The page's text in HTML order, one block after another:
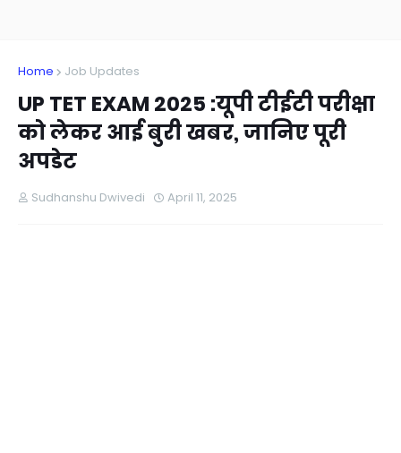
Home Job Updates
UP TET EXAM 2025 :यूपी टीईटी परीक्षा
को लेकर आई बुरी खबर, जानिए पूरी
अपडेट
Sudhanshu Dwivedi April 11, 2025